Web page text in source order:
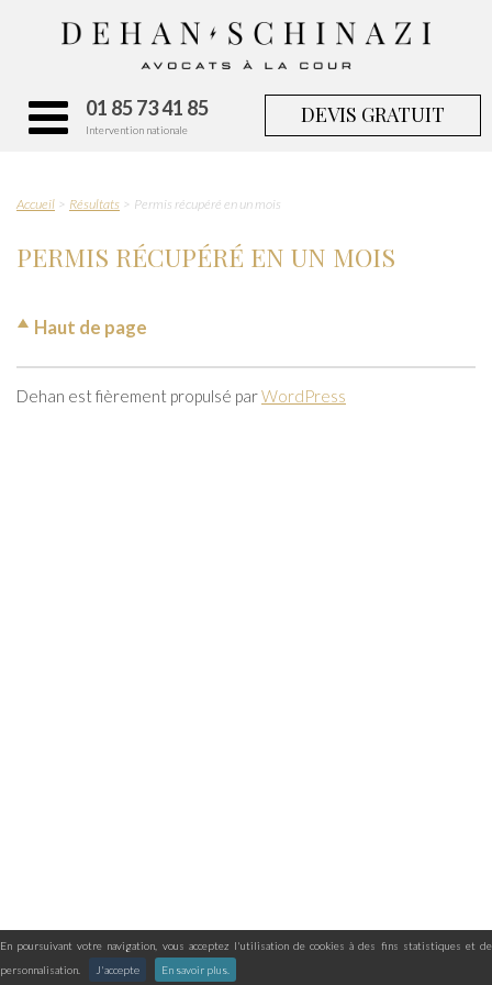
En poursuivant votre navigation, vous acceptez l'utilisation de cookies à des fins statistiques et de
personnalisation.
J'accepte En savoir plus.
01 85 73 41 85
Intervention nationale
DEVIS GRATUIT
Accueil Résultats Permis récupéré en un mois
PERMIS RÉCUPÉRÉ EN UN MOIS
Haut de page
Dehan est fièrement propulsé parWordPress